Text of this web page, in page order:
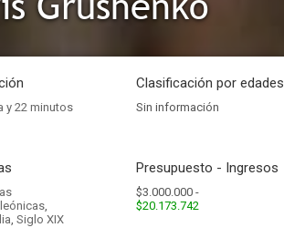
y 22 minutos
Clasificación por edades
Sin información
,
, Siglo XIX
Presupuesto - Ingresos
$3.000.000 -
$20.173.742